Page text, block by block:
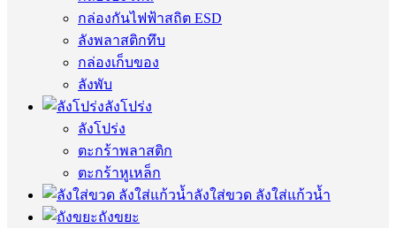
กล่องกันไฟฟ้าสถิต ESD
ลังพลาสติกทึบ
กล่องเก็บของ
ลังพับ
ลังโปร่ง
ลังโปร่ง
ตะกร้าพลาสติก
ตะกร้าหูเหล็ก
ลังใส่ขวด ลังใส่แก้วน้ำ
ถังขยะ